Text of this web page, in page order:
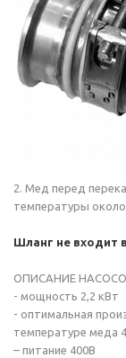
2. Мед перед
температуры около
Шланг не входит
ОПИСАНИЕ
- мощность 2,2 кВт
- оптимальная
температуре меда
– питание 400В